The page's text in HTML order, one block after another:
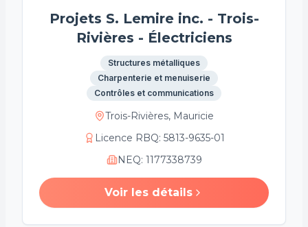
Projets S. Lemire inc. - Trois-
Rivières - Électriciens
Structures métalliques
Charpenterie et menuiserie
Contrôles et communications
Trois-Rivières, Mauricie
Licence RBQ: 5813-9635-01
NEQ: 1177338739
Voir les détails